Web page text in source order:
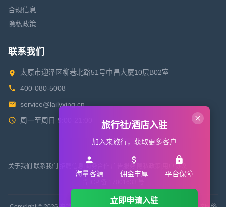
合规信息
隐私政策
联系我们
太原市迎泽区柳巷北路51号中昌大厦10层B02室
400-080-5008
service@lailvxing.cn
周一至周日 9:00-21:00
关于我们 联系我们 用户协议
旅行社/酒店入驻
加入来旅行，获取更多客户
海量客源 佣金丰厚 平台保障
立即申请入驻